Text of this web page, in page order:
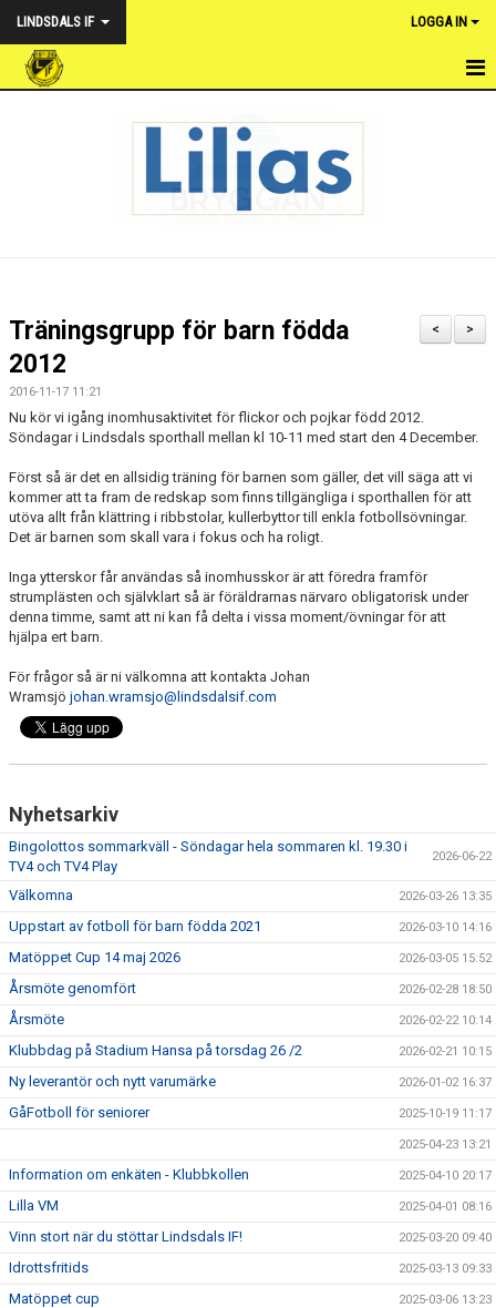
LINDSDALS IF LOGGA IN
DOKUMENT & POLICY
WEBSHOP LINDSDALS IF
FOTBOLLSUTVECKLARE
BOKA KLUBBLOKALEN
ICA & YOUR SOURCE
>
<
Träningsgrupp för barn födda
2012
2016-11-17 11:21
Nu kör vi igång inomhusaktivitet för flickor och pojkar född 2012.
Söndagar i Lindsdals sporthall mellan kl 10-11 med start den 4 December.
Först så är det en allsidig träning för barnen som gäller, det vill säga att vi
kommer att ta fram de redskap som finns tillgängliga i sporthallen för att
utöva allt från klättring i ribbstolar, kullerbyttor till enkla fotbollsövningar.
Det är barnen som skall vara i fokus och ha roligt.
Inga ytterskor får användas så inomhusskor är att föredra framför
strumplästen och självklart så är föräldrarnas närvaro obligatorisk under
denna timme, samt att ni kan få delta i vissa moment/övningar för att
hjälpa ert barn.
För frågor så är ni välkomna att kontakta Johan
Wramsjö johan.wramsjo@lindsdalsif.com
Nyhetsarkiv
Bingolottos sommarkväll - Söndagar hela sommaren kl. 19.30 i
TV4 och TV4 Play
2026-06-22
Välkomna 2026-03-26 13:35
Uppstart av fotboll för barn födda 2021 2026-03-10 14:16
Matöppet Cup 14 maj 2026 2026-03-05 15:52
Årsmöte genomfört 2026-02-28 18:50
Årsmöte 2026-02-22 10:14
Klubbdag på Stadium Hansa på torsdag 26 /2 2026-02-21 10:15
Ny leverantör och nytt varumärke 2026-01-02 16:37
GåFotboll för seniorer 2025-10-19 11:17
2025-04-23 13:21
Information om enkäten - Klubbkollen 2025-04-10 20:17
Lilla VM 2025-04-01 08:16
Vinn stort när du stöttar Lindsdals IF! 2025-03-20 09:40
Idrottsfritids 2025-03-13 09:33
Matöppet cup 2025-03-06 13:23